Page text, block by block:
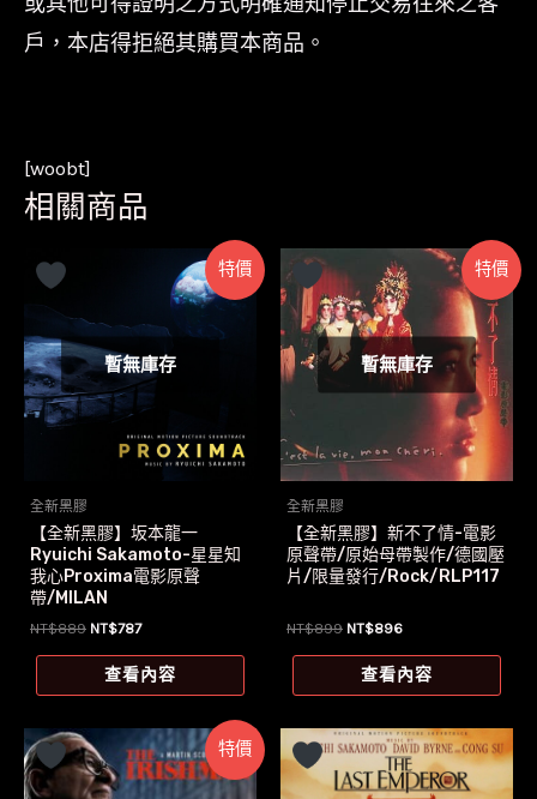
戶，本店得拒絕其購買本商品。
[woobt]
相關商品
特價
暫無庫存
全新黑膠
【全新黑膠】坂本龍一
Ryuichi Sakamoto-星星知
我心Proxima電影原聲
帶/MILAN
NT$889 原
格：
NT$787目
價
格：
查看內容
特價
暫無庫存
全新黑膠
【全新黑膠】新不了情-電影
原聲帶/原始母帶製作/德國壓
片/限量發行/Rock/RLP117
NT$899 原
格：
NT$896目
價
格：
查看內容
特價